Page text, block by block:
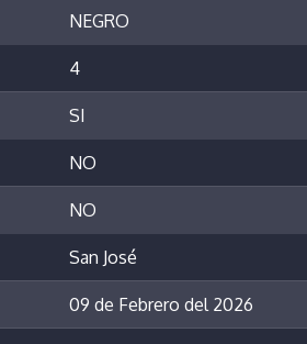
NEGRO
4
SI
NO
NO
San José
09 de Febrero del 2026